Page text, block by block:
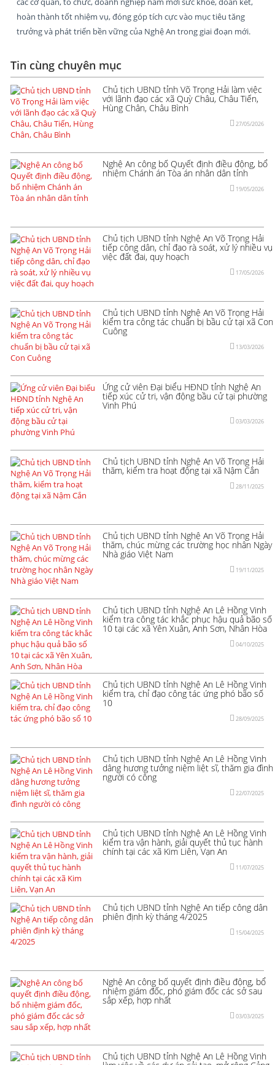
hoàn thành tốt nhiệm vụ, đóng góp tích cực vào mục tiêu tăng
trưởng và phát triển bền vững của Nghệ An trong giai đoạn mới.
Tin cùng chuyên mục
Chủ tịch UBND tỉnh Võ Trọng Hải làm việc
với lãnh đạo các xã Quỳ Châu, Châu Tiến,
Hùng Chân, Châu Bình
27/05/2026
Nghệ An công bố Quyết định điều động, bổ
nhiệm Chánh án Tòa án nhân dân tỉnh
19/05/2026
Chủ tịch UBND tỉnh Nghệ An Võ Trọng Hải
tiếp công dân, chỉ đạo rà soát, xử lý nhiều vụ
việc đất đai, quy hoạch
17/05/2026
Chủ tịch UBND tỉnh Nghệ An Võ Trọng Hải
kiểm tra công tác chuẩn bị bầu cử tại xã Con
Cuông
13/03/2026
Ứng cử viên Đại biểu HĐND tỉnh Nghệ An
tiếp xúc cử tri, vận động bầu cử tại phường
Vinh Phú
03/03/2026
Chủ tịch UBND tỉnh Nghệ An Võ Trọng Hải
thăm, kiểm tra hoạt động tại xã Nậm Cắn
28/11/2025
Chủ tịch UBND tỉnh Nghệ An Võ Trọng Hải
thăm, chúc mừng các trường học nhân Ngày
Nhà giáo Việt Nam
19/11/2025
Chủ tịch UBND tỉnh Nghệ An Lê Hồng Vinh
kiểm tra công tác khắc phục hậu quả bão số
10 tại các xã Yên Xuân, Anh Sơn, Nhân Hòa
04/10/2025
Chủ tịch UBND tỉnh Nghệ An Lê Hồng Vinh
kiểm tra, chỉ đạo công tác ứng phó bão số
10
28/09/2025
Chủ tịch UBND tỉnh Nghệ An Lê Hồng Vinh
dâng hương tưởng niệm liệt sĩ, thăm gia đình
người có công
22/07/2025
Chủ tịch UBND tỉnh Nghệ An Lê Hồng Vinh
kiểm tra vận hành, giải quyết thủ tục hành
chính tại các xã Kim Liên, Vạn An
11/07/2025
Chủ tịch UBND tỉnh Nghệ An tiếp công dân
phiên định kỳ tháng 4/2025
15/04/2025
Nghệ An công bố quyết định điều động, bổ
nhiệm giám đốc, phó giám đốc các sở sau
sắp xếp, hợp nhất
03/03/2025
Chủ tịch UBND tỉnh Nghệ An Lê Hồng Vinh